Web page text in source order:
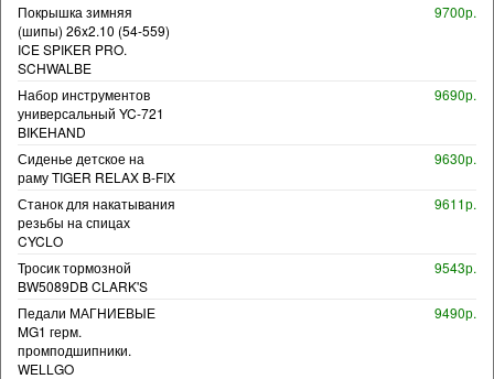
Покрышка зимняя
(шипы) 26x2.10 (54-559)
ICE SPIKER PRO.
SCHWALBE
9700р.
Набор инструментов
универсальный YC-721
BIKEHAND
9690р.
Сиденье детское на
раму TIGER RELAX B-FIX
9630р.
Станок для накатывания
резьбы на спицах
CYCLO
9611р.
Тросик тормозной
BW5089DB CLARK'S
9543р.
Педали МАГНИЕВЫЕ
MG1 герм.
промподшипники.
WELLGO
9490р.